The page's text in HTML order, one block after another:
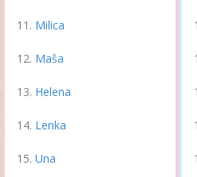
Milica
Maša
Helena
Lenka
Una